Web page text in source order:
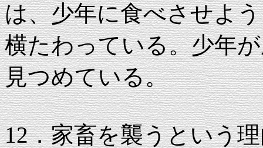
は、少年に食べさせよ
横たわっている。少年
見つめている。
12．家畜を襲うという